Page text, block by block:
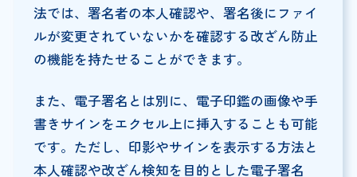
法では、署名者の本人確認や、署名後にファイ
ルが変更されていないかを確認する改ざん防止
の機能を持たせることができます。
また、電子署名とは別に、電子印鑑の画像や手
書きサインをエクセル上に挿入することも可能
です。ただし、印影やサインを表示する方法と
本人確認や改ざん検知を目的とした電子署名